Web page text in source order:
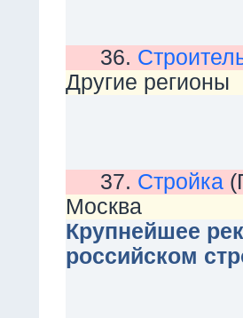
36.
Другие регионы
37. Стройка
Москва
Крупнейшее
российском